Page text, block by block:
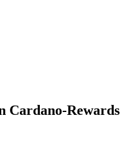
Cardano-Rewards